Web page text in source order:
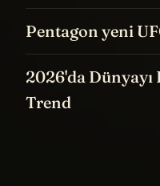
Pentagon yeni
2026'da
Trend